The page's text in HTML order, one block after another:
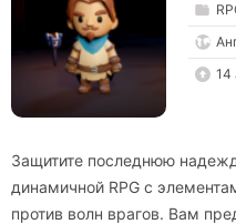
14
Защитите последнюю
динамичной RPG с
против волн врагов. Вам